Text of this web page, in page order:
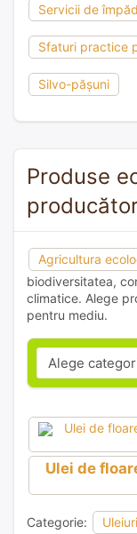
Servicii de
Sfaturi practice
Silvo-pășuni
Produse
Agricultura
biodiversitatea,
climatice. Alege
pentru mediu.
Ulei de
Categorie: Uleiuri